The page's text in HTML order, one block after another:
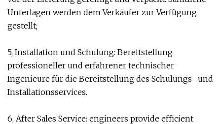
Unterlagen werden dem Verkäufer zur Verfügung
gestellt;
5, Installation und Schulung: Bereitstellung
professioneller und erfahrener technischer
Ingenieure für die Bereitstellung des Schulungs- und
Installationsservices.
6, After Sales Service: engineers provide efficient